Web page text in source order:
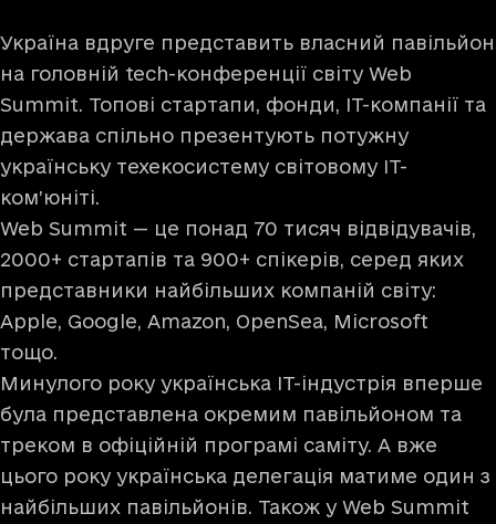
Україна вдруге представить власний павільйон
на головній tech-конференції світу Web
Summit. Топові стартапи, фонди, ІТ-компанії та
держава спільно презентують потужну
українську техекосистему світовому ІТ-
ком’юніті.
Web Summit — це понад 70 тисяч відвідувачів,
2000+ стартапів та 900+ спікерів, серед яких
представники найбільших компаній світу:
Apple, Google, Amazon, OpenSea, Microsoft
тощо.
Минулого року українська ІТ-індустрія вперше
була представлена окремим павільйоном та
треком в офіційній програмі саміту. А вже
цього року українська делегація матиме один з
найбільших павільйонів. Також у Web Summit